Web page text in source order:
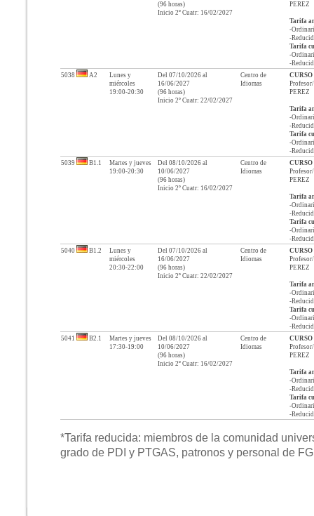
(96horas)
Inicio 2º Cuatr: 16/02/2027
PEREZ
Tarifa
-
-
Tarifa
-
-
5038
A2
Lunes y
miércoles
19:00-20:30
Del 07/10/2026al
16/06/2027
(96horas)
Inicio 2º Cuatr: 22/02/2027
Centro de
Idiomas
PEREZ
Tarifa
-
-
Tarifa
-
-
5039
B1.1
Martes y jueves
19:00-20:30
Del 08/10/2026al
10/06/2027
(96horas)
Inicio 2º Cuatr: 16/02/2027
Centro de
Idiomas
PEREZ
Tarifa
-
-
Tarifa
-
-
5040
B1.2
Lunes y
miércoles
20:30-22:00
Del 07/10/2026al
16/06/2027
(96horas)
Inicio 2º Cuatr: 22/02/2027
Centro de
Idiomas
PEREZ
Tarifa
-
-
Tarifa
-
-
5041
B2.1
Martes y jueves
17:30-19:00
Del 08/10/2026al
10/06/2027
(96horas)
Inicio 2º Cuatr: 16/02/2027
Centro de
Idiomas
PEREZ
Tarifa
-
-
Tarifa
-
-
*Tarifa reducida: miembros de la comunidad
grado de PDI y PTGAS, patronos y personal de